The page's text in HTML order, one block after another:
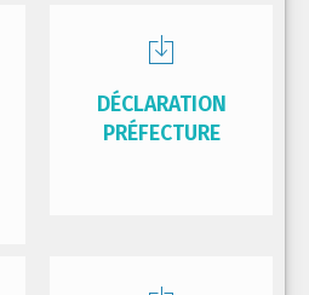
DÉCLARATION
PRÉFECTURE